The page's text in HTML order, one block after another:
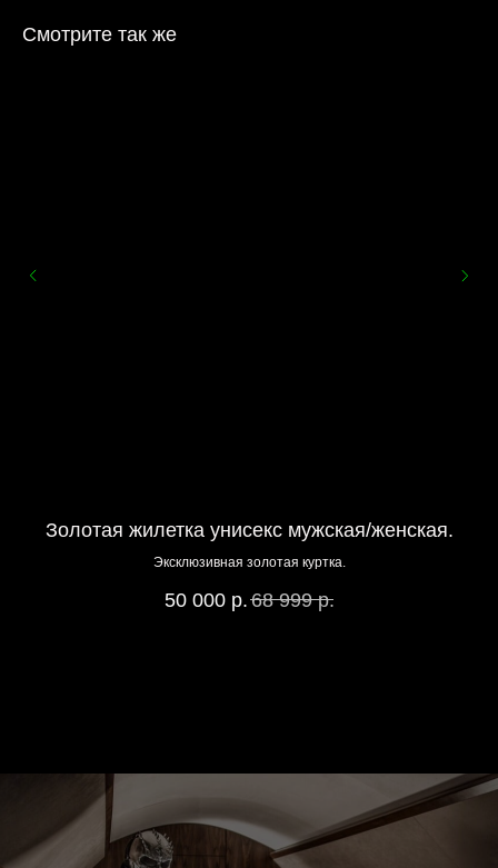
Смотрите так же
Золотая жилетка унисекс мужская/женская.
Эксклюзивная золотая куртка.
50 000 р.68 999 р.